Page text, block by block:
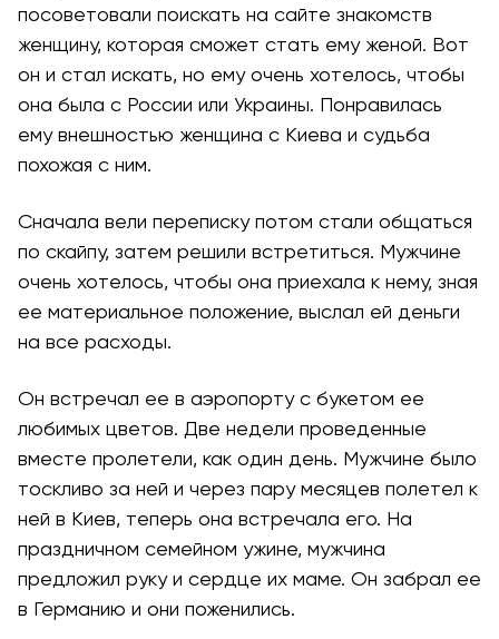
посоветовали поискать на сайте знакомств
женщину, которая сможет стать ему женой. Вот
он и стал искать, но ему очень хотелось, чтобы
она была с России или Украины. Понравилась
ему внешностью женщина с Киева и судьба
похожая с ним.
Сначала вели переписку потом стали общаться
по скайпу, затем решили встретиться. Мужчине
очень хотелось, чтобы она приехала к нему, зная
ее материальное положение, выслал ей деньги
на все расходы.
Он встречал ее в аэропорту с букетом ее
любимых цветов. Две недели проведенные
вместе пролетели, как один день. Мужчине было
тоскливо за ней и через пару месяцев полетел к
ней в Киев, теперь она встречала его. На
праздничном семейном ужине, мужчина
предложил руку и сердце их маме. Он забрал ее
в Германию и они поженились.